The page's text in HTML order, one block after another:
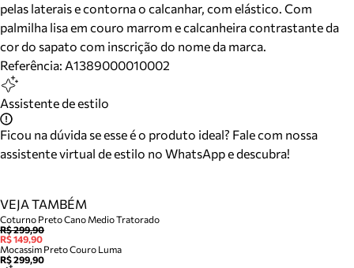
pelas laterais e contorna o calcanhar, com elástico. Com
palmilha lisa em couro marrom e calcanheira contrastante da
cor do sapato com inscrição do nome da marca.
Referência: A1389000010002
Assistente de estilo
Ficou na dúvida se esse é o produto ideal? Fale com nossa
assistente virtual de estilo no WhatsApp e descubra!
VEJA TAMBÉM
Coturno Preto Cano Medio Tratorado
R$ 299,90
R$ 149,90
Mocassim Preto Couro Luma
R$ 299,90